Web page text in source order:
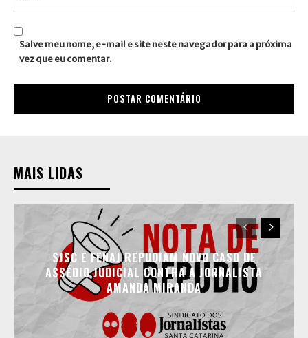
Salve meu nome, e-mail e site neste navegador para a próxima
vez que eu comentar.
MAIS LIDAS
SJSC E FENAJ REPUDIAM NOVO CASO DE
ASSÉDIO JUDICIAL CONTRA A JORNALISTA
AMANDA MIRANDA